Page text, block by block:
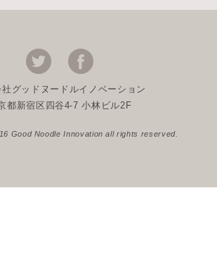
グッドヌードルイノベーション
都新宿区四谷4-7 小林ビル2F
Good Noodle Innovation all rights reserved.